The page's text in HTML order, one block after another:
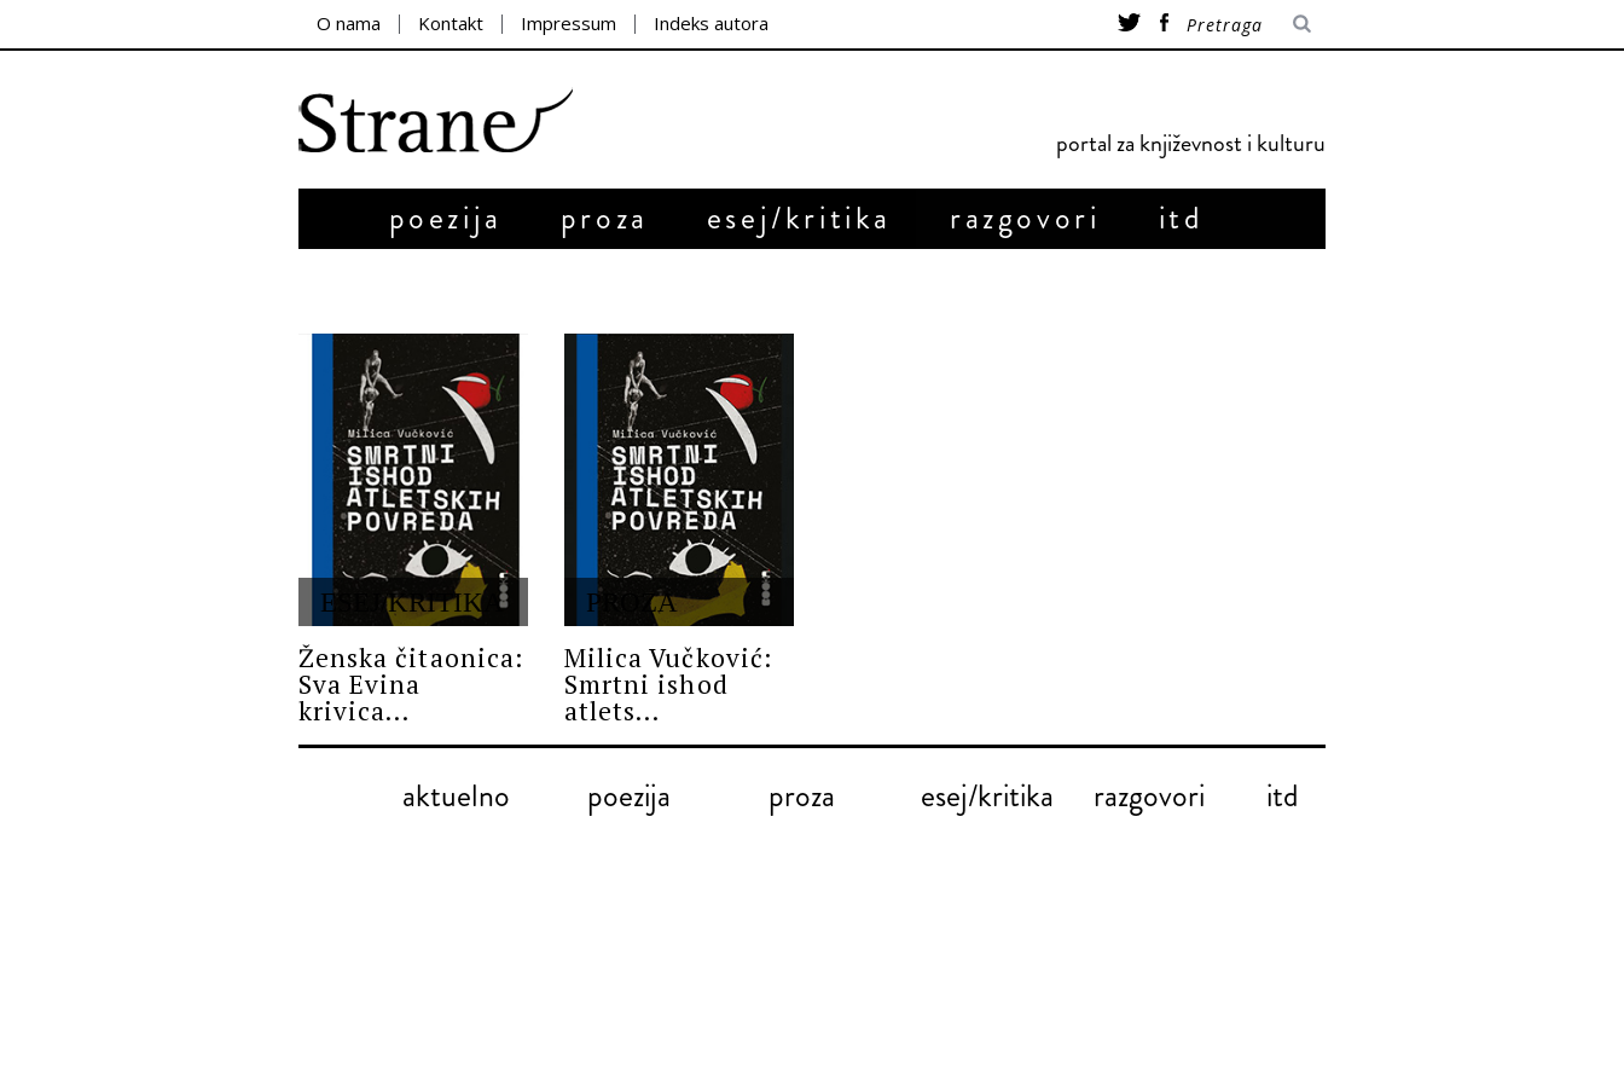
O nama Kontakt Impressum Indeks autora
portal za književnost i kulturu
poezija proza esej/kritika razgovori itd
ESEJ/KRITIKA
Ženska čitaonica:
Sva Evina
krivica...
PROZA
Milica Vučković:
Smrtni ishod
atlets...
aktuelno poezija proza esej/kritika razgovori itd